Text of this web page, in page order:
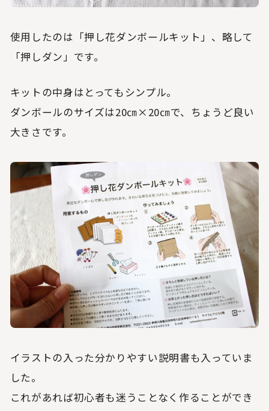
使用したのは「押し花ダンボールキット」、略して
「押しダン」 です。
キットの中身はとってもシンプル。
ダンボールのサイズは20㎝×20㎝で、ちょうど良い
大きさです。
イラストの入った分かりやすい説明書も入っていま
した。
これがあれば初心者も迷うことなく作ることができ